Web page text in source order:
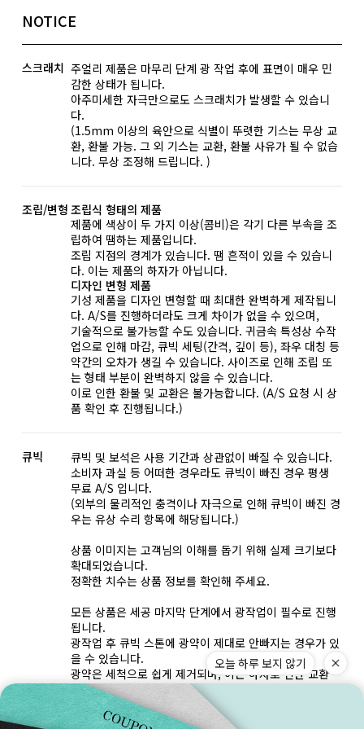
NOTICE
스크래치 주얼리 제품은 마무리 단계 광 작업 후에 표면이 매우 민
감한 상태가 됩니다.
아주미세한 자극만으로도 스크래치가 발생할 수 있습니
다.
(1.5mm 이상의 육안으로 식별이 뚜렷한 기스는 무상 교
환, 환불 가능. 그 외 기스는 교환, 환불 사유가 될 수 없습
니다. 무상 조정해 드립니다. )
조립/변형 조립식 형태의 제품
제품에 색상이 두 가지 이상(콤비)은 각기 다른 부속을 조
립하여 땜하는 제품입니다.
조립 지점의 경계가 있습니다. 땜 흔적이 있을 수 있습니
다. 이는 제품의 하자가 아닙니다.
디자인 변형 제품
기성 제품을 디자인 변형할 때 최대한 완벽하게 제작됩니
다. A/S를 진행하더라도 크게 차이가 없을 수 있으며,
기술적으로 불가능할 수도 있습니다. 귀금속 특성상 수작
업으로 인해 마감, 큐빅 세팅(간격, 깊이 등), 좌우 대칭 등
약간의 오차가 생길 수 있습니다. 사이즈로 인해 조립 또
는 형태 부분이 완벽하지 않을 수 있습니다.
이로 인한 환불 및 교환은 불가능합니다. (A/S 요청 시 상
품 확인 후 진행됩니다.)
큐빅
큐빅 및 보석은 사용 기간과 상관없이 빠질 수 있습니다.
소비자 과실 등 어떠한 경우라도 큐빅이 빠진 경우 평생
무료 A/S 입니다.
(외부의 물리적인 충격이나 자극으로 인해 큐빅이 빠진 경
우는 유상 수리 항목에 해당됩니다.)
상품 이미지는 고객님의 이해를 돕기 위해 실제 크기보다
확대되었습니다.
정확한 치수는 상품 정보를 확인해 주세요.
모든 상품은 세공 마지막 단계에서 광작업이 필수로 진행
됩니다.
광작업 후 큐빅 스톤에 광약이 제대로 안빠지는 경우가 있
을 수 있습니다.
광약은 세척으로 쉽게 제거되며, 이는 하자로 인한 교환
및 환불 대상이 아닙니다.
오늘 하루 보지 않기